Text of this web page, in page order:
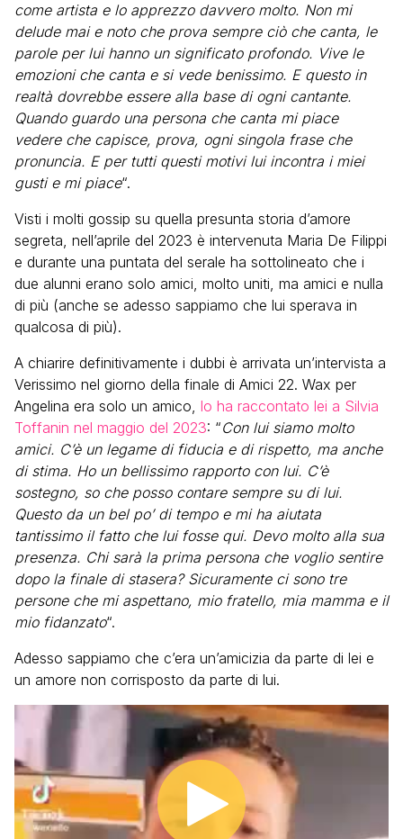
come artista e lo apprezzo davvero molto. Non mi
delude mai e noto che prova sempre ciò che canta, le
parole per lui hanno un significato profondo. Vive le
emozioni che canta e si vede benissimo. E questo in
realtà dovrebbe essere alla base di ogni cantante.
Quando guardo una persona che canta mi piace
vedere che capisce, prova, ogni singola frase che
pronuncia. E per tutti questi motivi lui incontra i miei
gusti e mi piace“.
Visti i molti gossip su quella presunta storia d’amore
segreta, nell’aprile del 2023 è intervenuta Maria De Filippi
e durante una puntata del serale ha sottolineato che i
due alunni erano solo amici, molto uniti, ma amici e nulla
di più (anche se adesso sappiamo che lui sperava in
qualcosa di più).
A chiarire definitivamente i dubbi è arrivata un’intervista a
Verissimo nel giorno della finale di Amici 22. Wax per
Angelina era solo un amico, lo ha raccontato lei a Silvia
Toffanin nel maggio del 2023: “Con lui siamo molto
amici. C’è un legame di fiducia e di rispetto, ma anche
di stima. Ho un bellissimo rapporto con lui. C’è
sostegno, so che posso contare sempre su di lui.
Questo da un bel po’ di tempo e mi ha aiutata
tantissimo il fatto che lui fosse qui. Devo molto alla sua
presenza. Chi sarà la prima persona che voglio sentire
dopo la finale di stasera? Sicuramente ci sono tre
persone che mi aspettano, mio fratello, mia mamma e il
mio fidanzato“.
Adesso sappiamo che c’era un’amicizia da parte di lei e
un amore non corrisposto da parte di lui.